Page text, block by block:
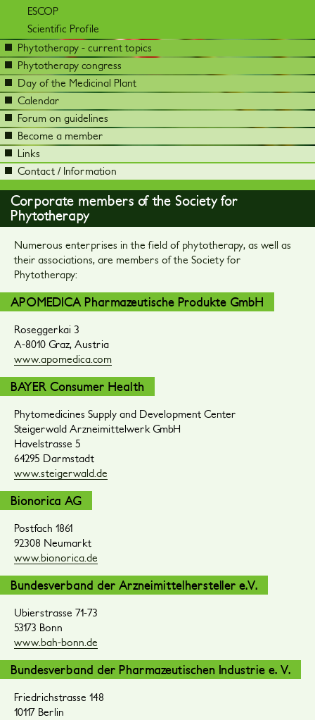
ESCOP
Scientific Profile
Phytotherapy - current topics
Phytotherapy congress
Day of the Medicinal Plant
Calendar
Forum on guidelines
Become a member
Links
Contact / Information
Corporate members of the Society for
Phytotherapy
Numerous enterprises in the field of phytotherapy, as well as
their associations, are members of the Society for
Phytotherapy:
APOMEDICA Pharmazeutische Produkte GmbH
Roseggerkai 3
A-8010 Graz, Austria
www.apomedica.com
BAYER Consumer Health
Phytomedicines Supply and Development Center
Steigerwald Arzneimittelwerk GmbH
Havelstrasse 5
64295 Darmstadt
www.steigerwald.de
Bionorica AG
Postfach 1861
92308 Neumarkt
www.bionorica.de
Bundesverband der Arzneimittelhersteller e.V.
Ubierstrasse 71-73
53173 Bonn
www.bah-bonn.de
Bundesverband der Pharmazeutischen Industrie e. V.
Friedrichstrasse 148
10117 Berlin